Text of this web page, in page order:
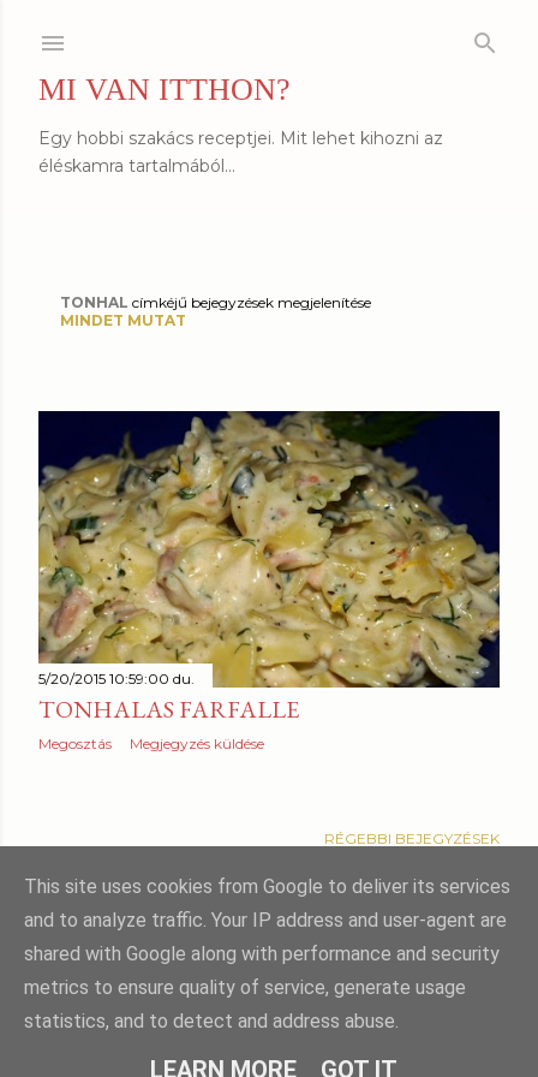
MI VAN ITTHON?
Egy hobbi szakács receptjei. Mit lehet kihozni az
éléskamra tartalmából...
B
j
g
y
z
é
s
e
k
TONHAL címkéjű bejegyzések megjelenítése
MINDET MUTAT
5/20/2015 10:59:00 du.
TONHALAS FARFALLE
Megosztás Megjegyzés küldése
RÉGEBBI BEJEGYZÉSEK
Üzemeltető: Blogger
Téma képeinek készítője:Gintare Marcel
This site uses cookies from Google to deliver its services
and to analyze traffic. Your IP address and user-agent are
shared with Google along with performance and security
metrics to ensure quality of service, generate usage
statistics, and to detect and address abuse.
LEARN MORE GOT IT